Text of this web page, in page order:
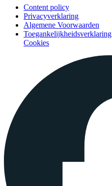
Content policy
Privacyverklaring
Algemene Voorwaarden
Toegankelijkheidsverklaring
Cookies